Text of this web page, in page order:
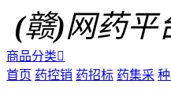
(赣)网药平
商品分类
首页 药控销 药招标 药集采